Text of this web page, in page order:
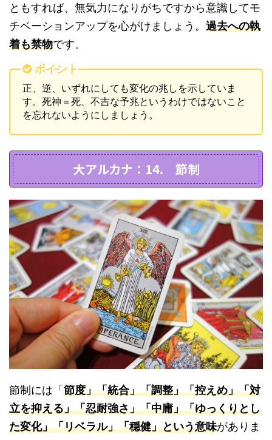
ともすれば、無気力になりがちですから意識してモ
チベーションアップを心がけましょう。 過去への執
着も禁物です。
ポイント
正、逆、いずれにしても変化の兆しを示していま
す。死神＝死、不吉な予兆というわけではないこと
を忘れないようにしましょう。
大アルカナ：14. 節制
節制には「節度」「統合」「調整」「控えめ」「対
立を抑える」「忍耐強さ」「中庸」「ゆっくりとし
た変化」「リベラル」「穏健」という意味がありま